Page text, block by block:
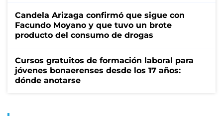
Candela Arizaga confirmó que sigue con
Facundo Moyano y que tuvo un brote
producto del consumo de drogas
Cursos gratuitos de formación laboral para
jóvenes bonaerenses desde los 17 años:
dónde anotarse